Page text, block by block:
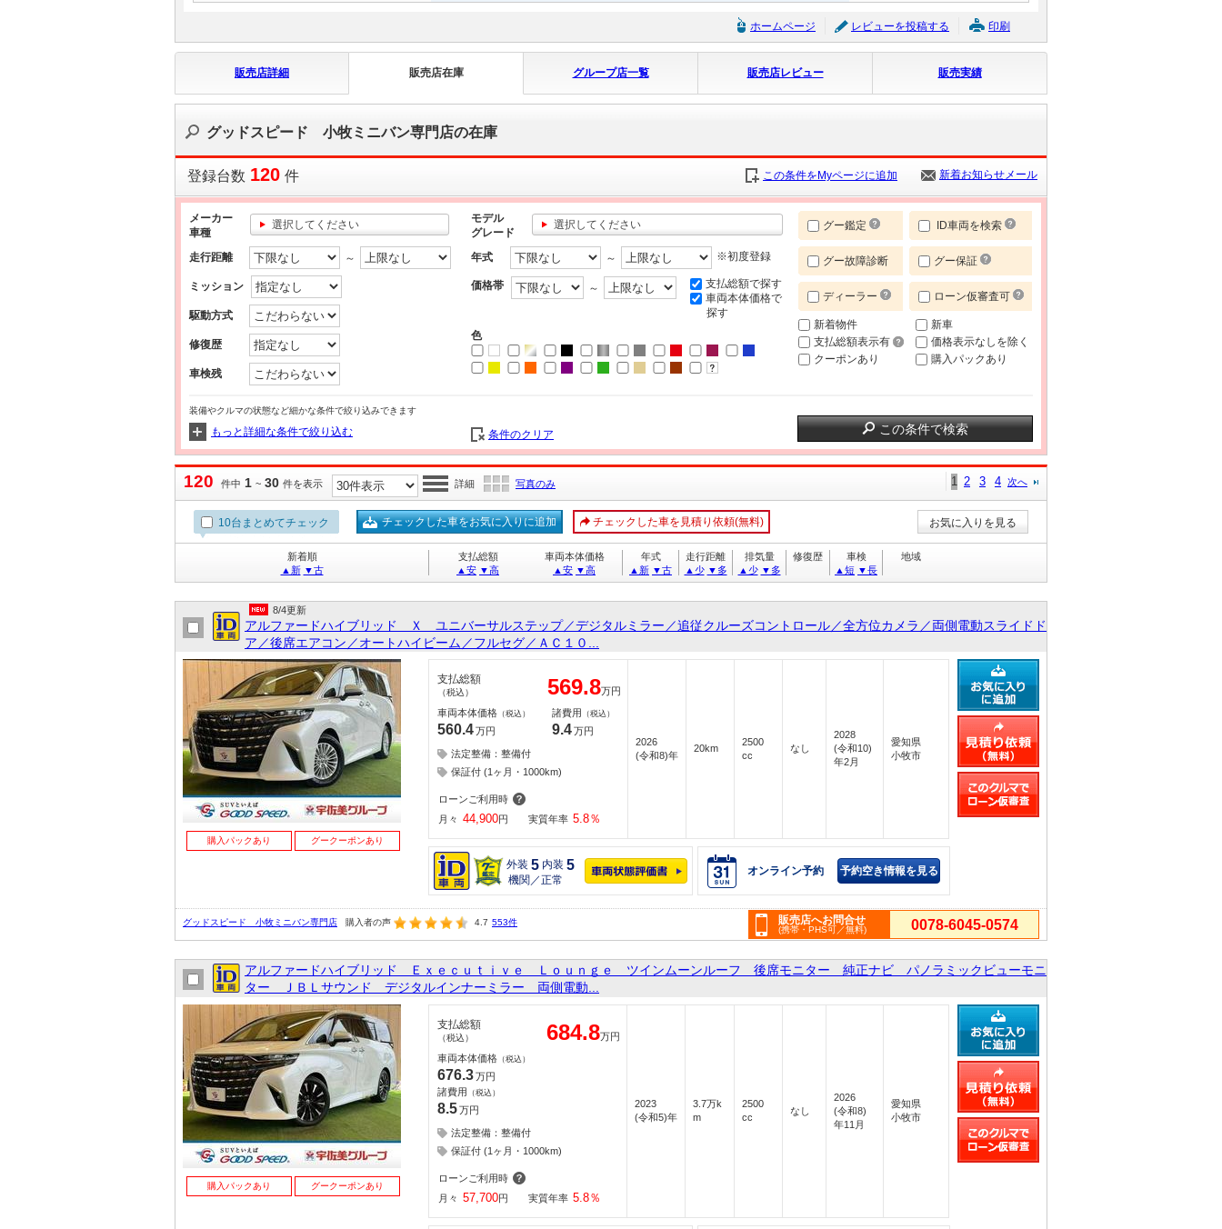
ホームページ レビューを投稿する 印刷
販売店詳細 販売店在庫 グループ店一覧 販売店レビュー 販売実績
グッドスピード 小牧ミニバン専門店の在庫
登録台数 120 件 この条件をMyページに追加 新着お知らせメール
メーカー
車種
選択してください
モデル
グレード
選択してください
走行距離 ～
ミッション
駆動方式
修復歴
車検残
年式 ～ ※初度登録
価格帯 ～
支払総額で探す
車両本体価格で
探す
色
グー鑑定 ID車両を検索
グー故障診断 グー保証
ディーラー ローン仮審査可
新着物件
支払総額表示有
クーポンあり
新車
価格表示なしを除く
購入パックあり
装備やクルマの状態など細かな条件で絞り込みできます
もっと詳細な条件で絞り込む 条件のクリア この条件で検索
120 件中 1 ~ 30 件を表示 詳細 写真のみ 1 2 3 4 次へ
10台まとめてチェック チェックした車をお気に入りに追加 チェックした車を見積り依頼(無料) お気に入りを見る
新着順
▲新 ▼古
支払総額
▲安 ▼高
車両本体価格
▲安 ▼高
年式
▲新 ▼古
走行距離
▲少 ▼多
排気量
▲少 ▼多
修復歴
車検
▲短 ▼長
地域
8/4更新
アルファードハイブリッド Ｘ ユニバーサルステップ／デジタルミラー／追従クルーズコントロール／全方位カメラ／両側電動スライドド
ア／後席エアコン／オートハイビーム／フルセグ／ＡＣ１０...
購入パックあり グークーポンあり
支払総額
（税込） 569.8万円
車両本体価格 （税込）
560.4万円
諸費用 （税込）
9.4万円
法定整備：整備付
保証付 (1ヶ月・1000km)
ローンご利用時
月々 44,900円 実質年率 5.8％
2026
(令和8)年
20km
2500
cc
なし
2028
(令和10)
年2月
愛知県
小牧市
外装 5 内装 5
機関／正常
オンライン予約 予約空き情報を見る
グッドスピード 小牧ミニバン専門店 購入者の声 4.7 553件 販売店へお問合せ
(携帯・PHS可／無料) 0078-6045-0574
アルファードハイブリッド Ｅｘｅｃｕｔｉｖｅ Ｌｏｕｎｇｅ ツインムーンルーフ 後席モニター 純正ナビ パノラミックビューモニ
ター ＪＢＬサウンド デジタルインナーミラー 両側電動...
購入パックあり グークーポンあり
支払総額
（税込） 684.8万円
車両本体価格 （税込）
676.3万円
諸費用 （税込）
8.5万円
法定整備：整備付
保証付 (1ヶ月・1000km)
ローンご利用時
月々 57,700円 実質年率 5.8％
2023
(令和5)年
3.7万k
m
2500
cc
なし
2026
(令和8)
年11月
愛知県
小牧市